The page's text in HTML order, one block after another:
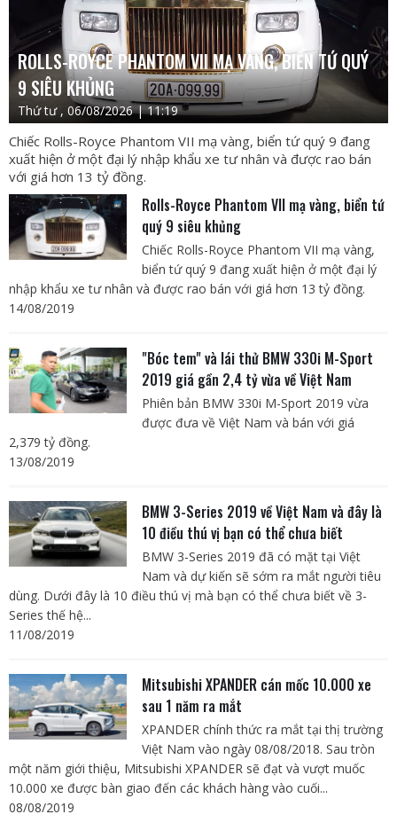
ROLLS-ROYCE PHANTOM VII MẠ VÀNG, BIỂN TỨ QUÝ
9 SIÊU KHỦNG
Thứ tư , 06/08/2026 | 11:19
Chiếc Rolls-Royce Phantom VII mạ vàng, biển tứ quý 9 đang
xuất hiện ở một đại lý nhập khẩu xe tư nhân và được rao bán
với giá hơn 13 tỷ đồng.
Rolls-Royce Phantom VII mạ vàng, biển tứ
quý 9 siêu khủng
Chiếc Rolls-Royce Phantom VII mạ vàng,
biển tứ quý 9 đang xuất hiện ở một đại lý
nhập khẩu xe tư nhân và được rao bán với giá hơn 13 tỷ đồng.
14/08/2019
"Bóc tem" và lái thử BMW 330i M-Sport
2019 giá gần 2,4 tỷ vừa về Việt Nam
Phiên bản BMW 330i M-Sport 2019 vừa
được đưa về Việt Nam và bán với giá
2,379 tỷ đồng.
13/08/2019
BMW 3-Series 2019 về Việt Nam và đây là
10 điều thú vị bạn có thể chưa biết
BMW 3-Series 2019 đã có mặt tại Việt
Nam và dự kiến sẽ sớm ra mắt người tiêu
dùng. Dưới đây là 10 điều thú vị mà bạn có thể chưa biết về 3-
Series thế hệ...
11/08/2019
Mitsubishi XPANDER cán mốc 10.000 xe
sau 1 năm ra mắt
XPANDER chính thức ra mắt tại thị trường
Việt Nam vào ngày 08/08/2018. Sau tròn
một năm giới thiệu, Mitsubishi XPANDER sẽ đạt và vượt muốc
10.000 xe được bàn giao đến các khách hàng vào cuối...
08/08/2019